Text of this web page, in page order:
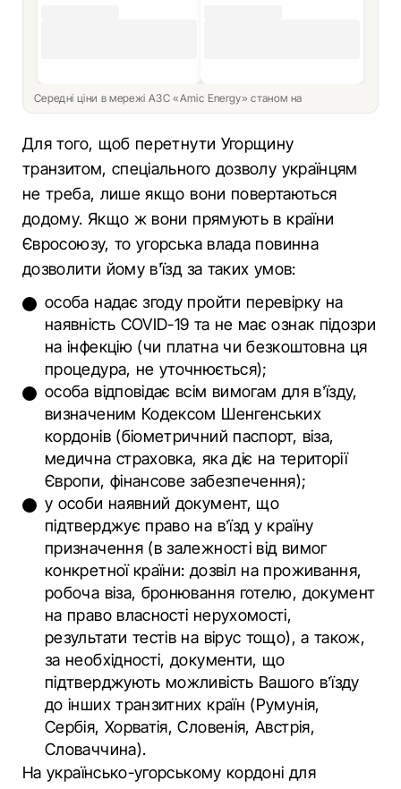
Середні ціни в мережі АЗС «Amic Energy» станом на
Для того, щоб перетнути Угорщину
транзитом, спеціального дозволу українцям
не треба, лише якщо вони повертаються
додому. Якщо ж вони прямують в країни
Євросоюзу, то угорська влада повинна
дозволити йому в'їзд за таких умов:
особа надає згоду пройти перевірку на
наявність COVID-19 та не має ознак підозри
на інфекцію (чи платна чи безкоштовна ця
процедура, не уточнюється);
особа відповідає всім вимогам для в’їзду,
визначеним Кодексом Шенгенських
кордонів (біометричний паспорт, віза,
медична страховка, яка діє на території
Європи, фінансове забезпечення);
у особи наявний документ, що
підтверджує право на в’їзд у країну
призначення (в залежності від вимог
конкретної країни: дозвіл на проживання,
робоча віза, бронювання готелю, документ
на право власності нерухомості,
результати тестів на вірус тощо), а також,
за необхідності, документи, що
підтверджують можливість Вашого в’їзду
до інших транзитних країн (Румунія,
Сербія, Хорватія, Словенія, Австрія,
Словаччина).
На українсько-угорському кордоні для